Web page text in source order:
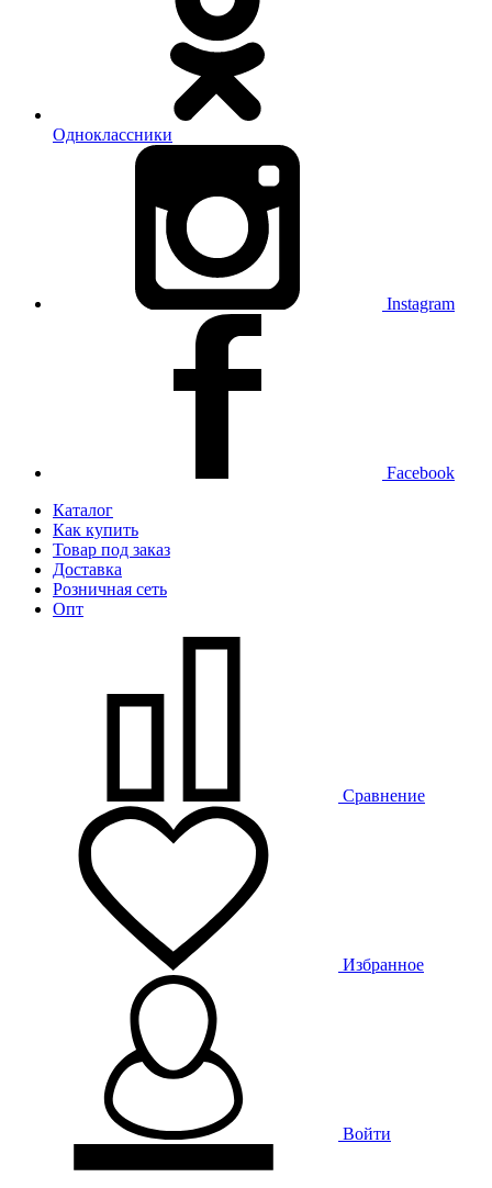
Одноклассники
Instagram
Facebook
Каталог
Как купить
Товар под заказ
Доставка
Розничная сеть
Опт
Сравнение
Избранное
Войти